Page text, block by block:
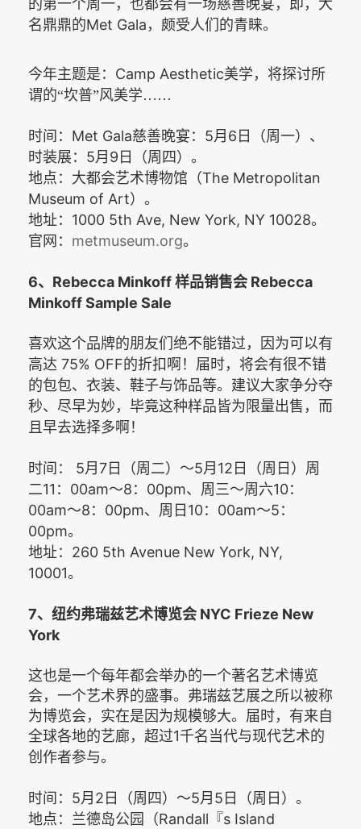
的第一个周一，也都会有一场慈善晚宴，即，大
名鼎鼎的Met Gala ，颇受人们的青睐。
今年主题是： Camp Aesthetic美学，将探讨所
谓的“坎普”风美学……
时间： Met Gala慈善晚宴： 5月 6 日（周一）、
时装展： 5月 9 日（周四）。
地点：大都会艺术博物馆（The Metropolitan
Museum of Art）。
地址： 1000 5th Ave, New York, NY 10028。
官网： metmuseum.org。
6、 Rebecca Minkoff 样品销售会 Rebecca
Minkoff Sample Sale
喜欢这个品牌的朋友们绝不能错过，因为可以有
高达 75% OFF的折扣啊！届时，将会有很不错
的包包、衣装、鞋子与饰品等。建议大家争分夺
秒、尽早为妙，毕竟这种样品皆为限量出售，而
且早去选择多啊！
时间： 5月 7 日（周二）～5月 12 日（周日）周
二11 ： 00am～8 ： 00pm、周三～周六10：
00am～8 ： 00pm、周日 10： 00am～5 ：
00pm。
地址： 260 5th Avenue New York, NY,
10001。
7、纽约弗瑞兹艺术博览会 NYC Frieze New
York
这也是一个每年都会举办的一个著名艺术博览
会，一个艺术界的盛事。弗瑞兹艺展之所以被称
为博览会，实在是因为规模够大。届时，有来自
全球各地的艺廊，超过1千名当代与现代艺术的
创作者参与。
时间： 5月 2 日（周四）～5月 5 日（周日）。
地点：兰德岛公园（Randall『s Island